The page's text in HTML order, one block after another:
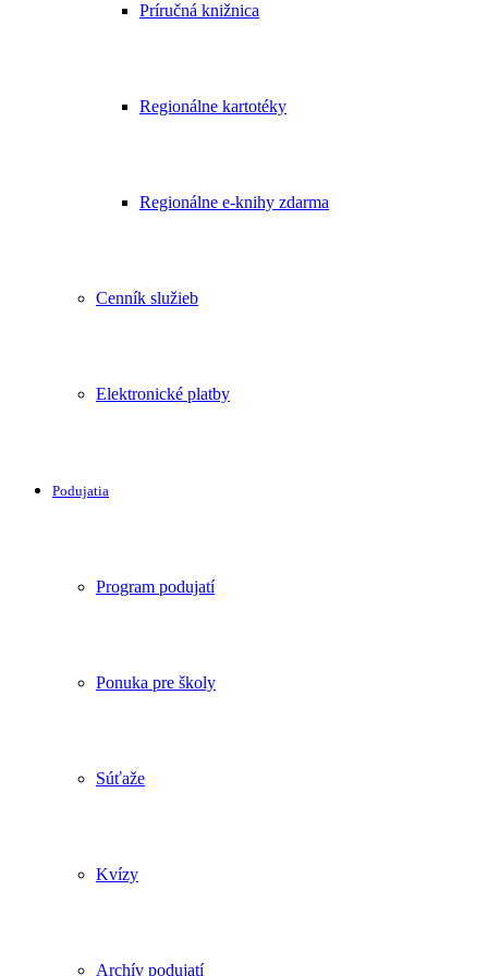
Príručná knižnica
Regionálne kartotéky
Regionálne e-knihy zdarma
Cenník služieb
Elektronické platby
Podujatia
Program podujatí
Ponuka pre školy
Súťaže
Kvízy
Archív podujatí